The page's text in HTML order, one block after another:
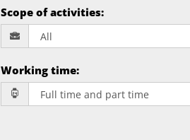
Scope of activities:
Working time: